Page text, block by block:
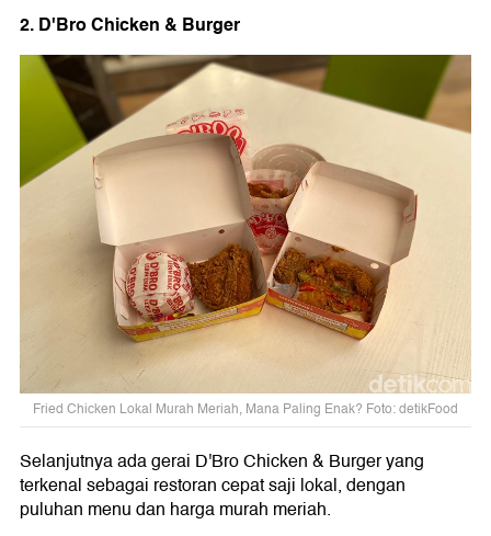
2. D'Bro Chicken & Burger
Fried Chicken Lokal Murah Meriah, Mana Paling Enak? Foto: detikFood
Selanjutnya ada gerai D'Bro Chicken & Burger yang
terkenal sebagai restoran cepat saji lokal, dengan
puluhan menu dan harga murah meriah.